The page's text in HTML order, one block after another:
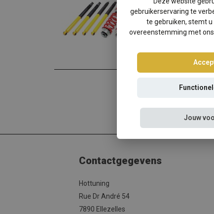
Mercedes CLK-
met de beste prijs/
Lees meer
Contactgegevens
Hottuning
Rue Dr André 54
7890 Ellezelles
gebruikerservaring te
te gebruiken, stemt u
overeenstemming met ons
Jouw